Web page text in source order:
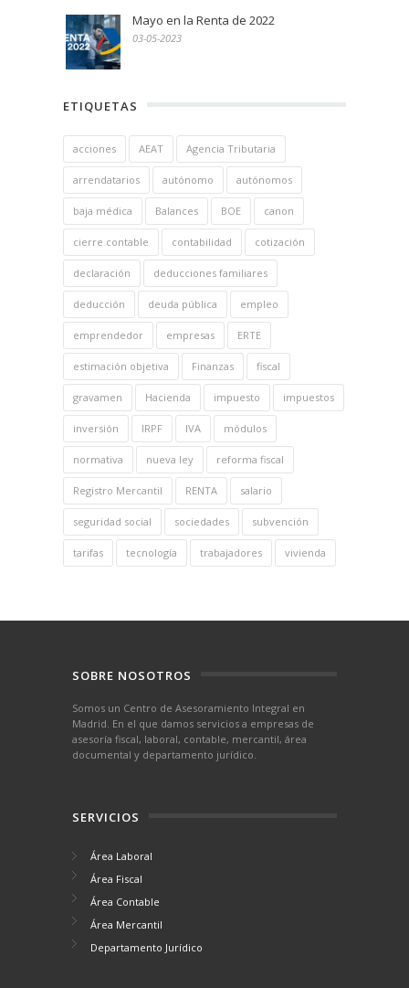
Mayo en la Renta de 2022
03-05-2023
ETIQUETAS
acciones AEAT Agencia Tributaria
arrendatarios autónomo autónomos
baja médica Balances BOE canon
cierre contable contabilidad cotización
declaración deducciones familiares
deducción deuda pública empleo
emprendedor empresas ERTE
estimación objetiva Finanzas fiscal
gravamen Hacienda impuesto impuestos
inversión IRPF IVA módulos
normativa nueva ley reforma fiscal
Registro Mercantil RENTA salario
seguridad social sociedades subvención
tarifas tecnología trabajadores vivienda
SOBRE NOSOTROS
Somos un Centro de Asesoramiento Integral en
Madrid. En el que damos servicios a empresas de
asesoría fiscal, laboral, contable, mercantil, área
documental y departamento jurídico.
SERVICIOS
Área Laboral
Área Fiscal
Área Contable
Área Mercantil
Departamento Jurídico